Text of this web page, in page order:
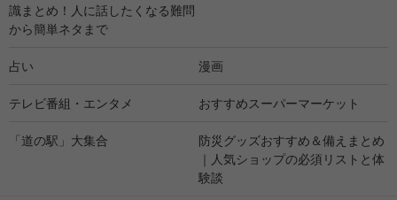
識まとめ！人に話したくなる難問
から簡単ネタまで
占い 漫画
テレビ番組・エンタメ おすすめスーパーマーケット
「道の駅」大集合
防災グッズおすすめ＆備えまとめ
｜人気ショップの必須リストと体
験談